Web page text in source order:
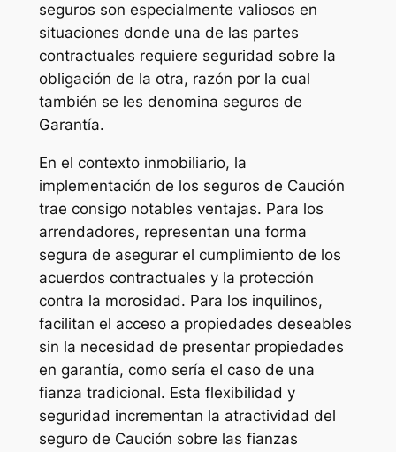
seguros son especialmente valiosos en
situaciones donde una de las partes
contractuales requiere seguridad sobre la
obligación de la otra, razón por la cual
también se les denomina seguros de
Garantía.
En el contexto inmobiliario, la
implementación de los seguros de Caución
trae consigo notables ventajas. Para los
arrendadores, representan una forma
segura de asegurar el cumplimiento de los
acuerdos contractuales y la protección
contra la morosidad. Para los inquilinos,
facilitan el acceso a propiedades deseables
sin la necesidad de presentar propiedades
en garantía, como sería el caso de una
fianza tradicional. Esta flexibilidad y
seguridad incrementan la atractividad del
seguro de Caución sobre las fianzas